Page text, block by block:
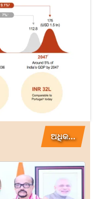
ଅଧିକ...